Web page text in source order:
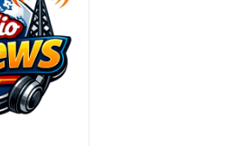
San Giovanni del Palco
[ 05/08/2026 ] Baiano, rieccoti! Il ripescaggio
[ 05/08/2026 ] Domicella in festa: Zahida
[ 05/08/2026 ]